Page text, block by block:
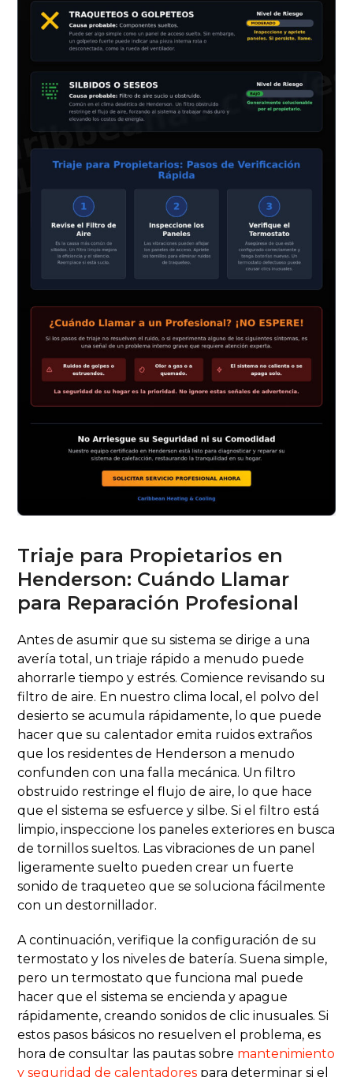
Triaje para Propietarios en
Henderson: Cuándo Llamar
para Reparación Profesional
Antes de asumir que su sistema se dirige a una
avería total, un triaje rápido a menudo puede
ahorrarle tiempo y estrés. Comience revisando su
filtro de aire. En nuestro clima local, el polvo del
desierto se acumula rápidamente, lo que puede
hacer que su calentador emita ruidos extraños
que los residentes de Henderson a menudo
confunden con una falla mecánica. Un filtro
obstruido restringe el flujo de aire, lo que hace
que el sistema se esfuerce y silbe. Si el filtro está
limpio, inspeccione los paneles exteriores en busca
de tornillos sueltos. Las vibraciones de un panel
ligeramente suelto pueden crear un fuerte
sonido de traqueteo que se soluciona fácilmente
con un destornillador.
A continuación, verifique la configuración de su
termostato y los niveles de batería. Suena simple,
pero un termostato que funciona mal puede
hacer que el sistema se encienda y apague
rápidamente, creando sonidos de clic inusuales. Si
estos pasos básicos no resuelven el problema, es
hora de consultar las pautas sobre mantenimiento
y seguridad de calentadores para determinar si el